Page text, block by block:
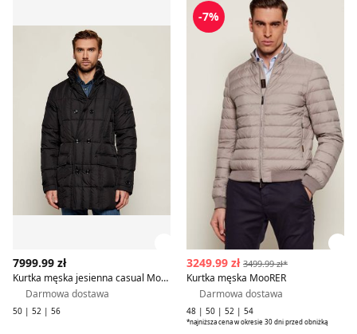
Zobacz szczegóły produktu
7999.99 zł
Kurtka męska jesienna casual MooRER
Darmowa dostawa
50 | 52 | 56
-7%
3249.99 zł 3499.99 zł*
Kurtka męska MooRER
Darmowa dostawa
48 | 50 | 52 | 54
*najniższa cena w okresie 30 dni przed obniżką